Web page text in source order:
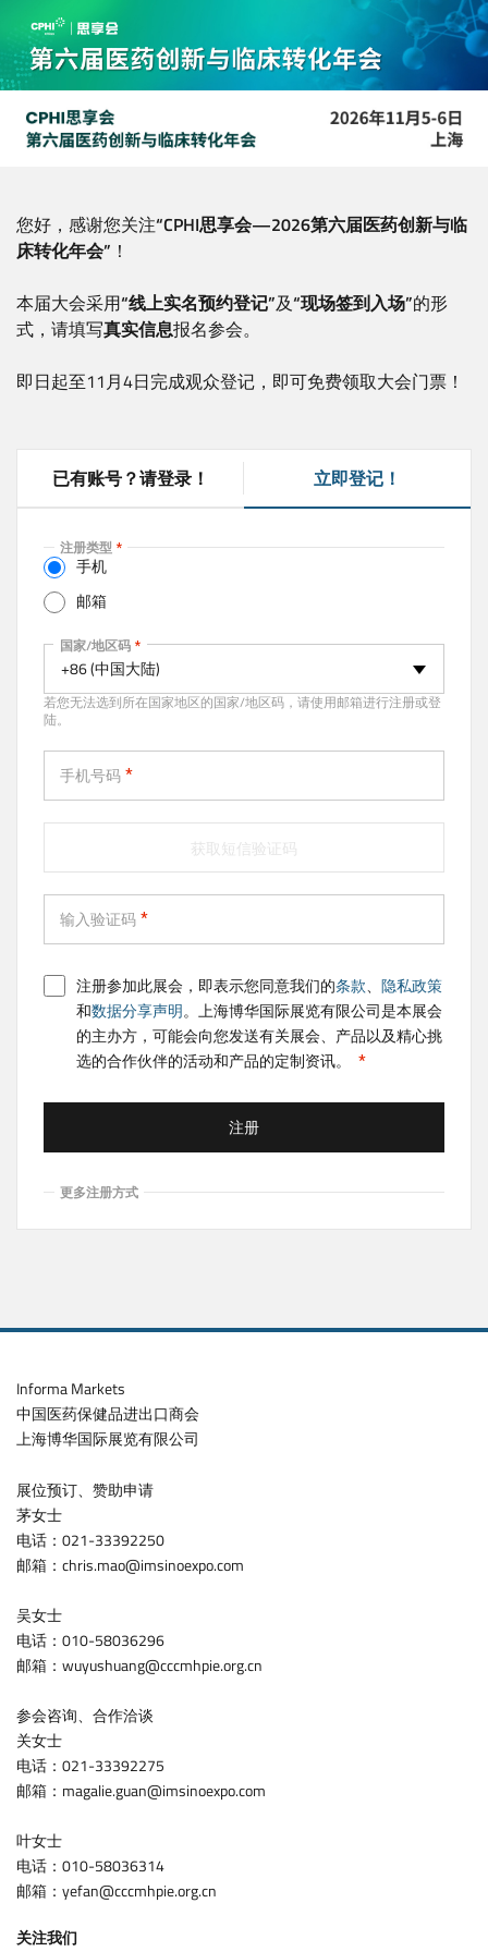
到
主
您好，感谢您关注“CPHI思享会—2026第六届医药创新与临
床转化年会” ！
本届大会采用“线上实名预约登记”及“现场签到入场”的形
式，请填写真实信息报名参会。
即日起至11月4日完成观众登记，即可免费领取大会门票！
已有账号？请登录！ 立即登记！
(
a
b
注册类型
手机
邮箱
手机
国家/地区码
+86 (中国大陆)
若您无法选到所在国家地区的国家/地区码，请使用邮箱进行注册或登
陆。
手机号码
输入验证码
获取短信验证码
注册参加此展会，即表示您同意我们的条款、 隐私政策
和数据分享声明。上海博华国际展览有限公司是本展会
的主办方，可能会向您发送有关展会、产品以及精心挑
选的合作伙伴的活动和产品的定制资讯。
注册
更多注册方式
Informa Markets
中国医药保健品进出口商会
上海博华国际展览有限公司
展位预订、赞助申请
茅女士
电话：021-33392250
邮箱：chris.mao@imsinoexpo.com
吴女士
电话：010-58036296
邮箱：wuyushuang@cccmhpie.org.cn
参会咨询、合作洽谈
关女士
电话：021-33392275
邮箱：magalie.guan@imsinoexpo.com
叶女士
电话：010-58036314
邮箱：yefan@cccmhpie.org.cn
关注我们